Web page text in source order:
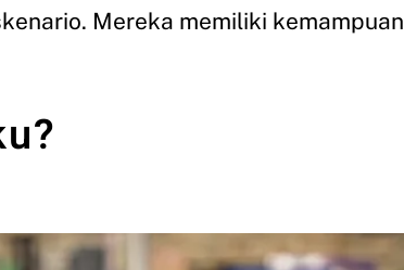
Mereka memiliki kemampuan